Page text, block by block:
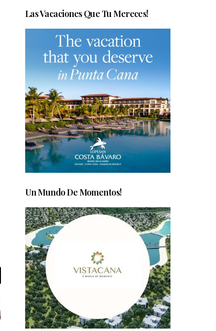
Las Vacaciones Que Tu Mereces!
Un Mundo De Momentos!